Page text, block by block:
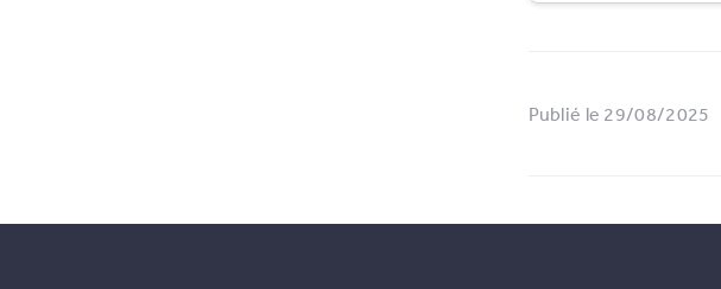
Publié le 29/08/2025